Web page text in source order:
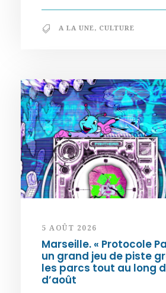
A LA UNE, CULTURE
5 AOÛT 2026
Marseille. « Protocole
un grand jeu de piste
les parcs tout au long
d’août